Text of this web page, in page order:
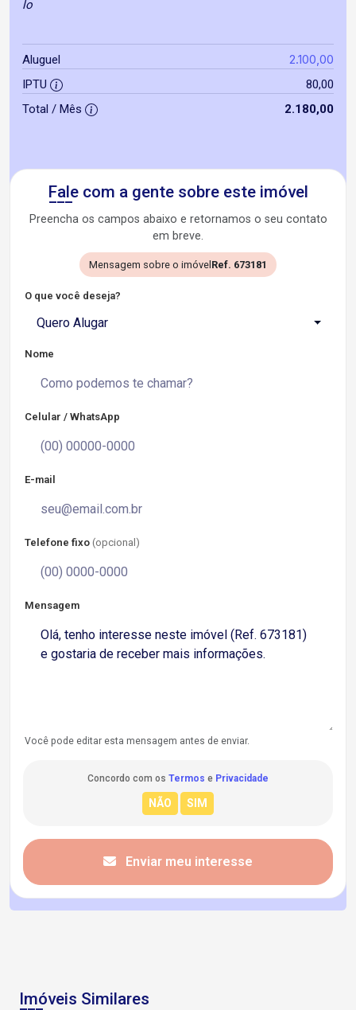
lo
Aluguel 2.100,00
IPTU
80,00
Total / Mês
2.180,00
Fale com a gente sobre este imóvel
Preencha os campos abaixo e retornamos o seu contato
em breve.
Mensagem sobre o imóvel Ref. 673181
O que você deseja?
Quero Alugar
Nome
Celular / WhatsApp
E-mail
Telefone fixo (opcional)
Mensagem
Você pode editar esta mensagem antes de enviar.
Concordo com os Termos e Privacidade
Enviar meu interesse
Imóveis Similares